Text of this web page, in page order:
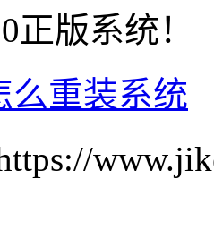
正版系统！
么重装系统